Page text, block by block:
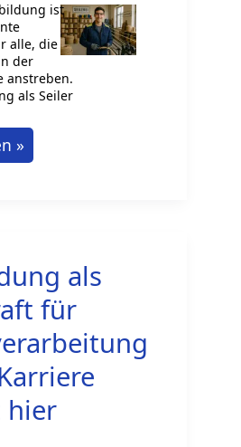
ist
alle, die
der
anstreben.
als Seiler
»
als
für
hier